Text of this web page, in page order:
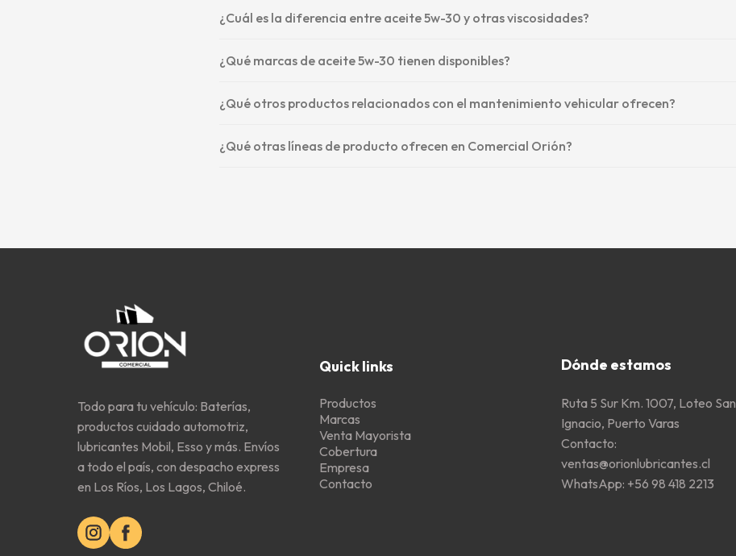
¿Cuál es la diferencia entre aceite 5w-30 y otras viscosidades?
¿Qué marcas de aceite 5w-30 tienen disponibles?
¿Qué otros productos relacionados con el mantenimiento vehicular ofrecen?
¿Qué otras líneas de producto ofrecen en Comercial Orión?
Todo para tu vehículo: Baterías,
productos cuidado automotriz,
lubricantes Mobil, Esso y más. Envíos
a todo el país, con despacho express
en Los Ríos, Los Lagos, Chiloé.
Quick links
Productos
Marcas
Venta Mayorista
Cobertura
Empresa
Contacto
Dónde estamos
Ruta 5 Sur Km. 1007, Loteo San
Ignacio, Puerto Varas
Contacto:
ventas@orionlubricantes.cl
WhatsApp: +56 98 418 2213